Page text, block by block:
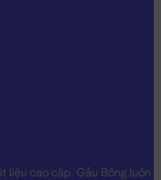
liệu cao cấp. Gấu Bông luôn